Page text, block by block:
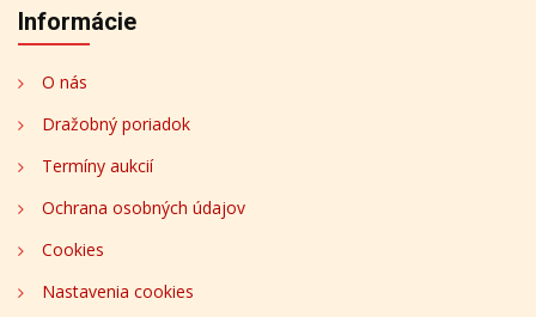
Informácie
O nás
Dražobný poriadok
Termíny aukcií
Ochrana osobných údajov
Cookies
Nastavenia cookies